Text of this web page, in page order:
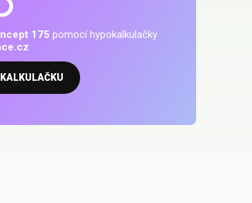
175 pomocí hypokalkulačky